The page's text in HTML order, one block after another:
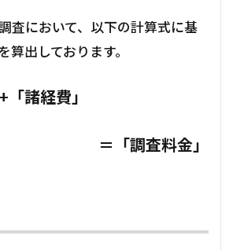
査において、以下の計算式に基
算出しております。
「諸経費」
＝「調査料金」